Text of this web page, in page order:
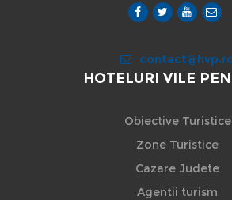
HOTELURI VILE
Obiective Turistice
Zone Turistice
Cazare Judete
Agentii turism